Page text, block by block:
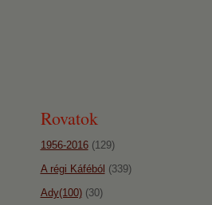
Rovatok
1956-2016(129)
A régi Káféból (339)
Ady(100)(30)